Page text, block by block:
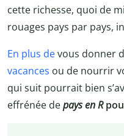
cette richesse, quoi de
rouages pays par pays,
En plus devous donner
vacances ou de nourrir
qui suit pourrait bien
effrénée depays en R